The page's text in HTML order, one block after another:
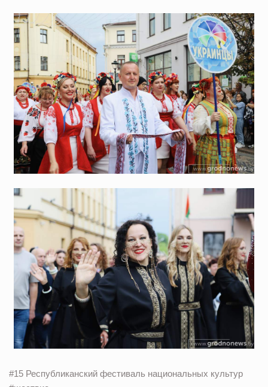
#15 Республиканский фестиваль национальных культур